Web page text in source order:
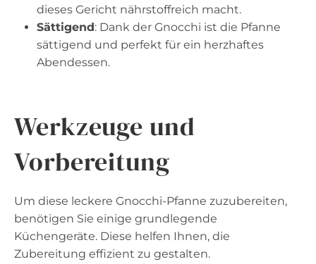
dieses Gericht nährstoffreich macht.
Sättigend: Dank der Gnocchi ist die Pfanne
sättigend und perfekt für ein herzhaftes
Abendessen.
Werkzeuge und
Vorbereitung
Um diese leckere Gnocchi-Pfanne zuzubereiten,
benötigen Sie einige grundlegende
Küchengeräte. Diese helfen Ihnen, die
Zubereitung effizient zu gestalten.